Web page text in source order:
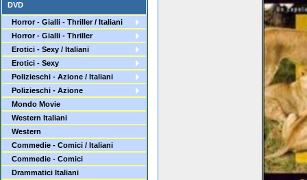
DVD
Horror - Gialli - Thriller / Italiani
Horror - Gialli - Thriller
Erotici - Sexy / Italiani
Erotici - Sexy
Polizieschi - Azione / Italiani
Polizieschi - Azione
Mondo Movie
Western Italiani
Western
Commedie - Comici / Italiani
Commedie - Comici
Drammatici Italiani